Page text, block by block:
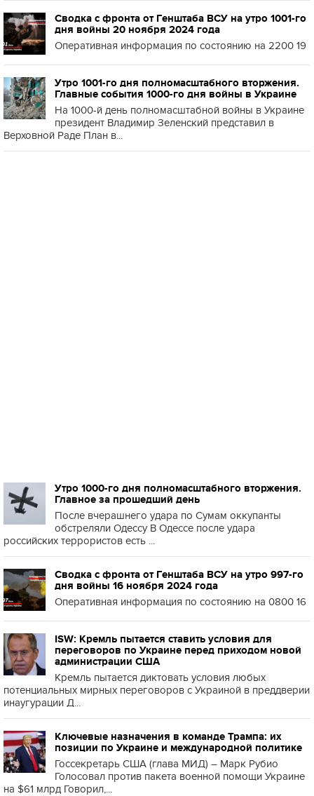
Сводка с фронта от Генштаба ВСУ на утро 1001-го
дня войны 20 ноября 2024 года
Оперативная информация по состоянию на 2200 19
Утро 1001-го дня полномасштабного вторжения.
Главные события 1000-го дня войны в Украине
На 1000-й день полномасштабной войны в Украине
президент Владимир Зеленский представил в
Верховной Раде План в...
Утро 1000-го дня полномасштабного вторжения.
Главное за прошедший день
После вчерашнего удара по Сумам оккупанты
обстреляли Одессу В Одессе после удара
российских террористов есть ...
Сводка с фронта от Генштаба ВСУ на утро 997-го
дня войны 16 ноября 2024 года
Оперативная информация по состоянию на 0800 16
ISW: Кремль пытается ставить условия для
переговоров по Украине перед приходом новой
администрации США
Кремль пытается диктовать условия любых
потенциальных мирных переговоров с Украиной в преддверии
инаугурации Д...
Ключевые назначения в команде Трампа: их
позиции по Украине и международной политике
Госсекретарь США (глава МИД) – Марк Рубио
Голосовал против пакета военной помощи Украине
на $61 млрд Говорил,...